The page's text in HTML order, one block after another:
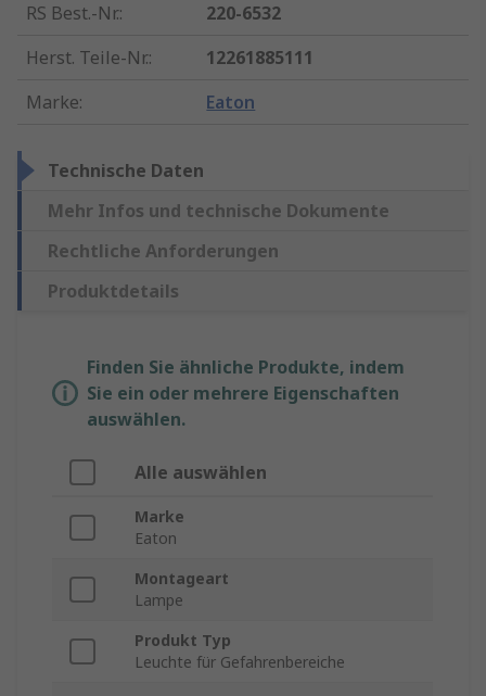
RS Best.-Nr.:
220-6532
Herst. Teile-Nr.:
12261885111
Marke: Eaton
Technische Daten
Mehr Infos und technische Dokumente
Rechtliche Anforderungen
Produktdetails
Finden Sie ähnliche Produkte, indem
Sie ein oder mehrere Eigenschaften
auswählen.
Alle auswählen
Marke
Eaton
Montageart
Lampe
Produkt Typ
Leuchte für Gefahrenbereiche